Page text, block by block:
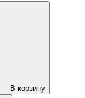
В корзину